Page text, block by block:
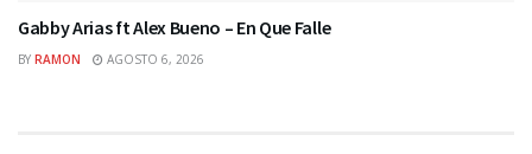
Gabby Arias ft Alex Bueno – En Que Falle
BY RAMON AGOSTO 6, 2026